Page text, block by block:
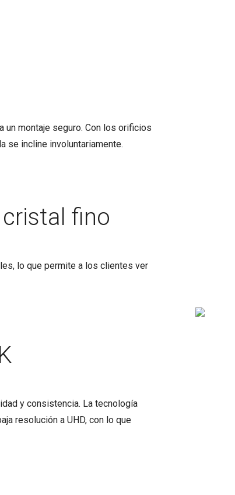
montaje seguro. Con los orificios
se incline involuntariamente.
fino
lo que permite a los clientes ver
y consistencia. La tecnología
resolución a UHD, con lo que